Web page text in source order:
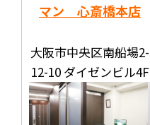
マン 心斎橋本店
大阪市中央区南船場2-
12-10 ダイゼンビル4F